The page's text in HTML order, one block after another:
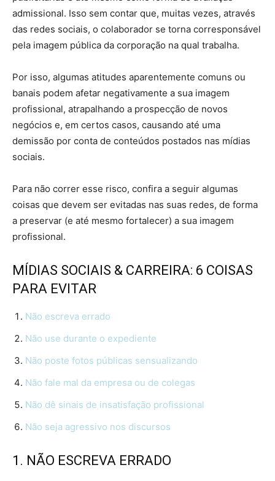
admissional. Isso sem contar que, muitas vezes, através
das redes sociais, o colaborador se torna corresponsável
pela imagem pública da corporação na qual trabalha.
Por isso, algumas atitudes aparentemente comuns ou
banais podem afetar negativamente a sua imagem
profissional, atrapalhando a prospecção de novos
negócios e, em certos casos, causando até uma
demissão por conta de conteúdos postados nas mídias
sociais.
Para não correr esse risco, confira a seguir algumas
coisas que devem ser evitadas nas suas redes, de forma
a preservar (e até mesmo fortalecer) a sua imagem
profissional.
MÍDIAS SOCIAIS & CARREIRA: 6 COISAS
PARA EVITAR
Não escreva errado
Não use durante o expediente
Não poste fotos públicas sensualizando
Não fale mal da empresa ou de colegas
Não dê sinais de insatisfação profissional
Não seja agressivo nos discursos
1. NÃO ESCREVA ERRADO